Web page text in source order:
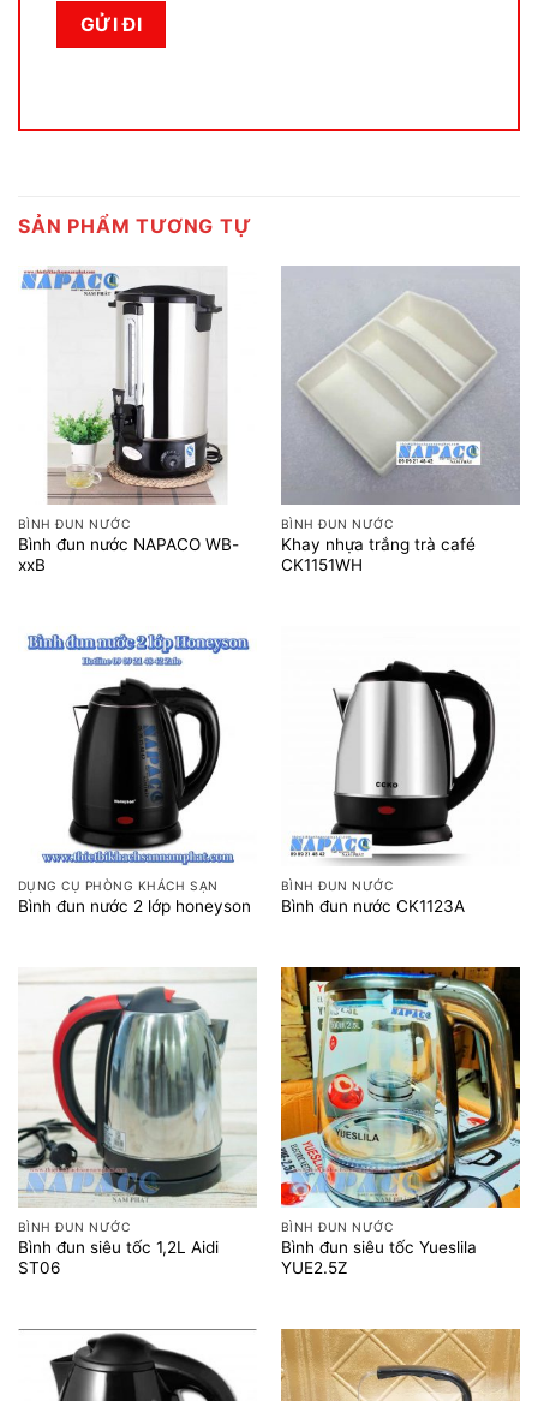
SẢN PHẨM TƯƠNG TỰ
BÌNH ĐUN NƯỚC
Bình đun nước NAPACO WB-
xxB
BÌNH ĐUN NƯỚC
Khay nhựa trắng trà café
CK1151WH
DỤNG CỤ PHÒNG KHÁCH SẠN
Bình đun nước 2 lớp honeyson
BÌNH ĐUN NƯỚC
Bình đun nước CK1123A
BÌNH ĐUN NƯỚC
Bình đun siêu tốc 1,2L Aidi
ST06
BÌNH ĐUN NƯỚC
Bình đun siêu tốc Yueslila
YUE2.5Z